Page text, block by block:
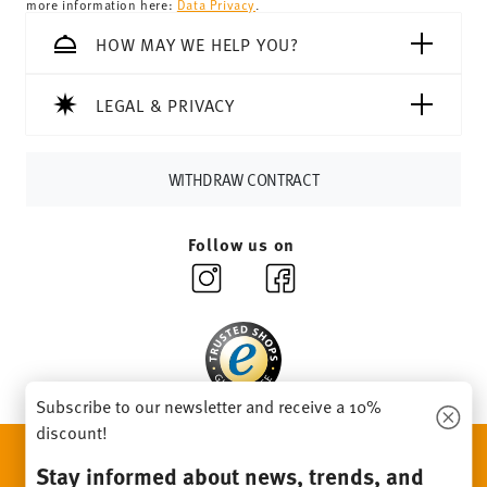
69,90 CHF, delivery charges are 36,90 CHF.
Tracking:You will receive a tracking code by e-mail as
Delivery time: 3-5 working days for delivery within
Germany for items in stock. You can view delivery times to
For returns, please use ourreturns service
more information here: Data Privacy
HOW MAY WE HELP YOU?
LEGAL & PRIVACY
WITHDRAW CONTRACT
Follow us on
Beauty & functionality for your home
Subscribe to our newsletter and receive a 10%
discount!
Stay informed about news, trends, and